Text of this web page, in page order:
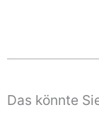
Das könnte